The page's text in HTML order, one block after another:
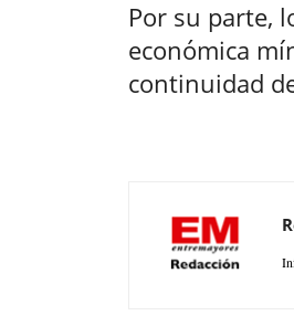
Por su parte,
económica
continuidad